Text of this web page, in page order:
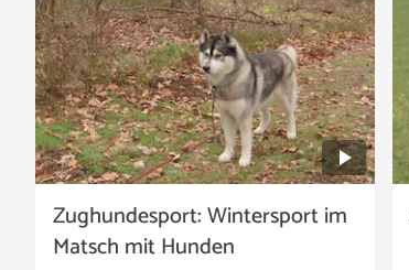
Zughundesport: Wintersport im
Matsch mit Hunden